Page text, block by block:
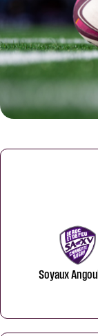
Soyaux